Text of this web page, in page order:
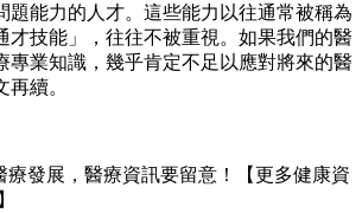
題能力的人才。這些能力以往通常被稱為
才技能」，往往不被重視。如果我們的醫
專業知識，幾乎肯定不足以應對將來的醫
續。
療發展，醫療資訊要留意！【更多健康資